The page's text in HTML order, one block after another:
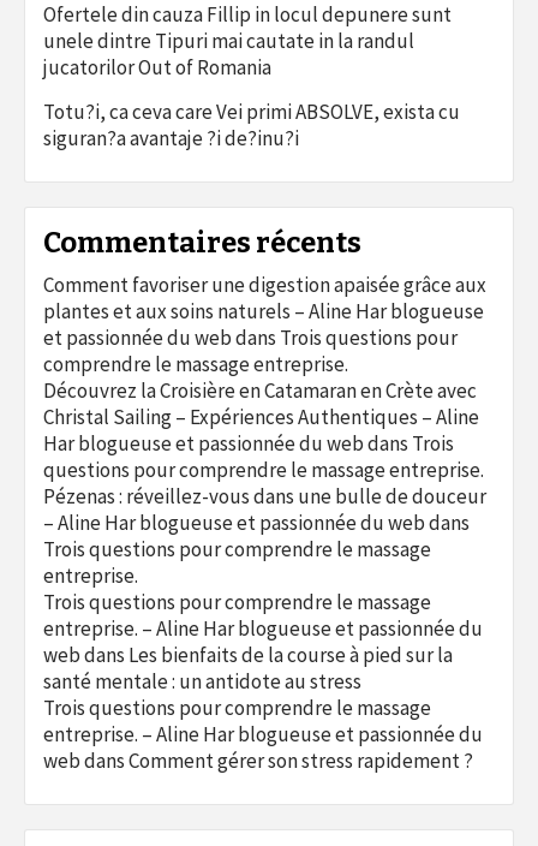
Ofertele din cauza Fillip in locul depunere sunt
unele dintre Tipuri mai cautate in la randul
jucatorilor Out of Romania
Totu?i, ca ceva care Vei primi ABSOLVE, exista cu
siguran?a avantaje ?i de?inu?i
Commentaires récents
Comment favoriser une digestion apaisée grâce aux
plantes et aux soins naturels – Aline Har blogueuse
et passionnée du webdans Trois questions pour
comprendre le massage entreprise.
Découvrez la Croisière en Catamaran en Crète avec
Christal Sailing – Expériences Authentiques – Aline
Har blogueuse et passionnée du webdans Trois
questions pour comprendre le massage entreprise.
Pézenas : réveillez-vous dans une bulle de douceur
– Aline Har blogueuse et passionnée du webdans
Trois questions pour comprendre le massage
entreprise.
Trois questions pour comprendre le massage
entreprise. – Aline Har blogueuse et passionnée du
webdans Les bienfaits de la course à pied sur la
santé mentale : un antidote au stress
Trois questions pour comprendre le massage
entreprise. – Aline Har blogueuse et passionnée du
webdansComment gérer son stress rapidement ?